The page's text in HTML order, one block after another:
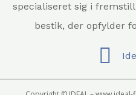
specialiseret sig i
bestik, der opfylder